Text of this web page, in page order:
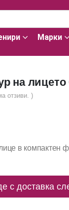
Марки
на лицето
отзиви. )
в компактен
с доставка